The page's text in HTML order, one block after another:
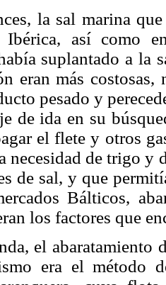
la sal marina
Ibérica, así como
suplantado a la
eran más
pesado y
de ida en su
el flete y otros
necesidad de trigo y
de sal, y que
Bálticos,
los factores que
el
era el método